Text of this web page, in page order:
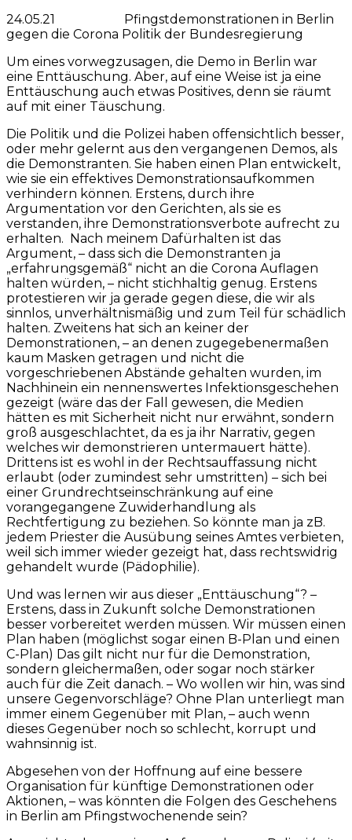
24.05.21 Pfingstdemonstrationen in Berlin
gegen die Corona Politik der Bundesregierung
Um eines vorwegzusagen, die Demo in Berlin war
eine Enttäuschung. Aber, auf eine Weise ist ja eine
Enttäuschung auch etwas Positives, denn sie räumt
auf mit einer Täuschung.
Die Politik und die Polizei haben offensichtlich besser,
oder mehr gelernt aus den vergangenen Demos, als
die Demonstranten. Sie haben einen Plan entwickelt,
wie sie ein effektives Demonstrationsaufkommen
verhindern können. Erstens, durch ihre
Argumentation vor den Gerichten, als sie es
verstanden, ihre Demonstrationsverbote aufrecht zu
erhalten. Nach meinem Dafürhalten ist das
Argument, – dass sich die Demonstranten ja
„erfahrungsgemäß“ nicht an die Corona Auflagen
halten würden, – nicht stichhaltig genug. Erstens
protestieren wir ja gerade gegen diese, die wir als
sinnlos, unverhältnismäßig und zum Teil für schädlich
halten. Zweitens hat sich an keiner der
Demonstrationen, – an denen zugegebenermaßen
kaum Masken getragen und nicht die
vorgeschriebenen Abstände gehalten wurden, im
Nachhinein ein nennenswertes Infektionsgeschehen
gezeigt (wäre das der Fall gewesen, die Medien
hätten es mit Sicherheit nicht nur erwähnt, sondern
groß ausgeschlachtet, da es ja ihr Narrativ, gegen
welches wir demonstrieren untermauert hätte).
Drittens ist es wohl in der Rechtsauffassung nicht
erlaubt (oder zumindest sehr umstritten) – sich bei
einer Grundrechtseinschränkung auf eine
vorangegangene Zuwiderhandlung als
Rechtfertigung zu beziehen. So könnte man ja zB.
jedem Priester die Ausübung seines Amtes verbieten,
weil sich immer wieder gezeigt hat, dass rechtswidrig
gehandelt wurde (Pädophilie).
Und was lernen wir aus dieser „Enttäuschung“? –
Erstens, dass in Zukunft solche Demonstrationen
besser vorbereitet werden müssen. Wir müssen einen
Plan haben (möglichst sogar einen B-Plan und einen
C-Plan) Das gilt nicht nur für die Demonstration,
sondern gleichermaßen, oder sogar noch stärker
auch für die Zeit danach. – Wo wollen wir hin, was sind
unsere Gegenvorschläge? Ohne Plan unterliegt man
immer einem Gegenüber mit Plan, – auch wenn
dieses Gegenüber noch so schlecht, korrupt und
wahnsinnig ist.
Abgesehen von der Hoffnung auf eine bessere
Organisation für künftige Demonstrationen oder
Aktionen, – was könnten die Folgen des Geschehens
in Berlin am Pfingstwochenende sein?